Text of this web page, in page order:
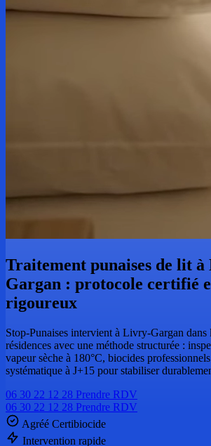
Traitement punaises de lit
Gargan : protocole certifié
rigoureux
Stop-Punaises intervient à Livry-Gargan dans
résidences avec une méthode structurée :
vapeur sèche à 180°C, biocides
systématique à J+15 pour stabiliser
06 30 22 12 28 Prendre RDV
06 30 22 12 28 Prendre RDV
Agréé Certibiocide
Intervention rapide